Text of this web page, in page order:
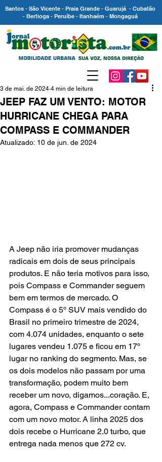
Santos - São Vicente - Praia Grande - Guarujá - Cubatão
- Bertioga - Peruíbe - Itanhaém - Mongaguá
JEEP FAZ UM VENTO: MOTOR
HURRICANE CHEGA PARA
COMPASS E COMMANDER
3 de mai. de 2024 4 min de leitura
Atualizado: 10 de jun. de 2024
A Jeep não iria promover mudanças
radicais em dois de seus principais
produtos. E não teria motivos para isso,
pois Compass e Commander seguem
bem em termos de mercado. O
Compass é o 5º SUV mais vendido do
Brasil no primeiro trimestre de 2024,
com 4.074 unidades, enquanto o sete
lugares vendeu 1.075 e ficou em 17º
lugar no ranking do segmento. Mas, se
os dois modelos não passam por uma
transformação, podem muito bem
receber um novo, digamos...coração. E,
agora, Compass e Commander contam
com um novo motor. A linha 2025 dos
dois recebe o Hurricane 2.0 turbo, que
entrega nada menos que 272 cv.